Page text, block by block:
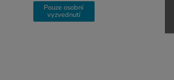
Pouze osobní
vyzvednutí